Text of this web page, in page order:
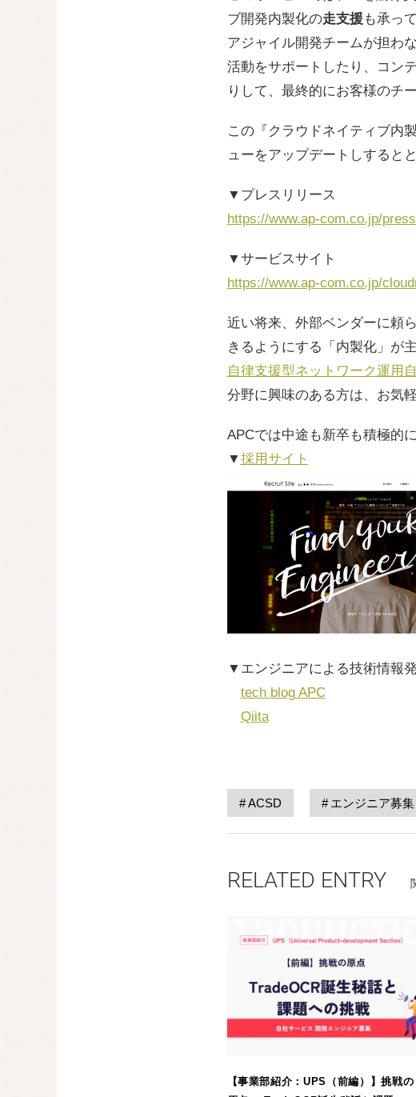
ブ開発内製化の走支援も承っ
アジャイル開発チームが担わ
活動をサポートしたり、コン
りして、最終的にお客様のチ
この『クラウドネイティブ内
ューをアップデートしすると
▼プレスリリース
https://www.ap-com.co.jp/
▼サービスサイト
https://www.ap-com.co.jp/
近い将来、外部ベンダーに頼
きるようにする「内製化」が
自律支援型ネットワーク運用
分野に興味のある方は、お気
APCでは中途も新卒も積極的
▼採用サイト
▼エンジニアによる技術情報
tech blog APC
Qiita
ACSD エンジニア募集
RELATED ENTRY
【事業部紹介：UPS（前編）】挑戦の